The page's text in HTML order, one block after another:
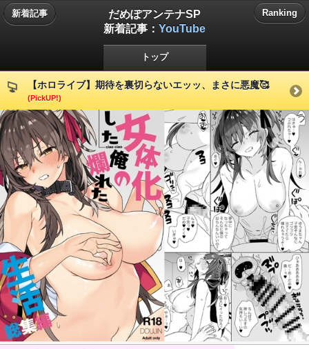
新着記事
だめぽアンテナSP
新着記事： YouTube
Ranking
トップ
【ホロライブ】期待を裏切らないエッッ、まさに悪魔🥰
(PickUP!)